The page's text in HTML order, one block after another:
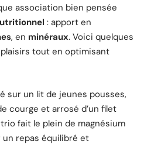
association bien pensée
: apport en
, en minéraux. Voici quelques
tout en optimisant
sur un lit de jeunes pousses,
courge et arrosé d’un filet
trio fait le plein de magnésium
un repas équilibré et